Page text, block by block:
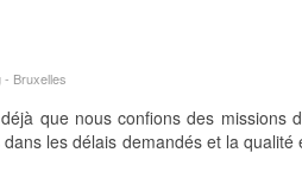
- Bruxelles
que nous confions des missions
les délais demandés et la